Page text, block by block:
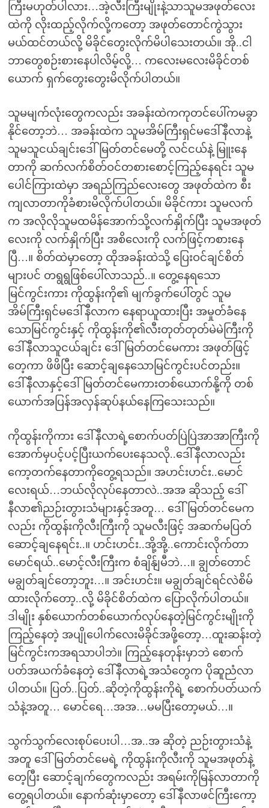
ကြီးမဟုတ်ပါလား…အဲ့လီးကြီးမျိုးနဲ့သာသူမအဖုတ်လေး
ထဲကို လိုးထည့်လိုက်လို့ကတော့ အဖုတ်တောင်ကွဲသွား
မယ်ထင်တယ်လို့ မိခိုင်တွေးလိုက်မိပါသေးတယ်။ အို..ငါ
ဘာတွေစဉ်းစားနေပါလိမ့်လို့… ကလေးမလေးမိခိုင်တစ်
ယောက် ရှက်တွေးတွေးမိလိုက်ပါတယ်။
သူမမျက်လုံးတွေကလည်း အခန်းထဲကကုတင်ပေါ်ကမခွာ
နိုင်တော့ဘဲ… အခန်းထဲက သူမအိမ်ကြီးရှင်မဒေါ်နီလာနဲ့
သူမသူငယ်ချင်းဒေါ်မြတ်တင်မေတို့ လင်ငယ်နဲ့ မြူးနေ
တာကို ဆက်လက်စိတ်ဝင်တစားစောင့်ကြည့်နေရင်း သူမ
ပေါင်ကြားထဲမှာ အရည်ကြည်လေးတွေ အဖုတ်ထဲက စီး
ကျလာတာကိုခံစားမိလိုက်ပါတယ်။ မိခိုင်ကား သူမလက်
က အလိုလိုသူမထမိန်အောက်သို့လက်နှိုက်ပြီး သူမအဖုတ်
လေးကို လက်နှိုက်ပြီး အစိလေးကို လက်ဖြင့်ကစားနေ
ပြီ…။ စိတ်ထဲမှာတော့ ထိုအခန်းထဲသို့ ပြေးဝင်ချင်စိတ်
များပင် တရွရွဖြစ်ပေါ်လာသည်..။ တွေ့နေရသော
မြင်ကွင်းကား ကိုထွန်းကို၏ မျက်ခွက်ပေါ်တွင် သူမ
အိမ်ကြီးရှင်မဒေါ်နီလာက နေရာယူထားပြီး အမှုတ်ခံနေ
သောမြင်ကွင်းနှင့် ကိုထွန်းကို၏လီးတုတ်တုတ်မဲမဲကြီးကို
ဒေါ်နီလာသူငယ်ချင်း ဒေါ်မြတ်တင်မေကား အဖုတ်ဖြင့်
တေ့ကာ ဖိဖိပြီး ဆောင့်ချနေသောမြင်ကွင်းပင်တည်း။
ဒေါ်နီလာနှင့်ဒေါ်မြတ်တင်မေကားတစ်ယောက်နို့ကို တစ်
ယောက်အပြန်အလှန်ဆုပ်နယ်နေကြသေးသည်။
ကိုထွန်းကိုကား ဒေါ်နီလာရဲ့စောက်ပတ်ပြဲပြဲအာအာကြီးကို
အောက်မှပင့်ပင့်ပြီးယက်ပေးနေသလို..ဒေါ်နီလာလည်း
ကော့တက်နေတာကိုတွေ့ရသည်။ အဟင်းဟင်း..မောင်
လေးရယ်…ဘယ်လိုလုပ်နေတာလဲ..အအ ဆိုသည့် ဒေါ်
နီလာ၏ညဉ်းတွားသံများနှင့်အတူ… ဒေါ်မြတ်တင်မေက
လည်း ကိုထွန်းကိုလီးကြီးကို သူမလီးဖြင့် အဆက်မပြတ်
ဆောင့်ချနေရင်း..။ ဟင်းဟင်း..အို့အို့..ကောင်းလိုက်တာ
မောင်ရယ်..မောင့်လီးကြီးက စံချိန်ျမီဘဲ…။ ချွတ်တောင်
မချွတ်ချင်တော့ဘူး…။ အင်းဟင်း။ မချွတ်ချင်ရင်လဲစိမ်
ထားလိုက်တော့..လို့ မိခိုင်စိတ်ထဲက ပြောလိုက်ပါတယ်။
ဒါမျိုး နှစ်ယောက်တစ်ယောက်လုပ်နေတဲ့မြင်ကွင်းမျိုးကို
ကြည့်နေတဲ့ အပျိုပေါက်လေးမိခိုင်အဖို့တော့…ထူးဆန်းတဲ့
မြင်ကွင်းကအရသာပါဘဲ။ ကြည့်နေတုန်းမှာဘဲ စောက်
ပတ်အယက်ခံနေတဲ့ ဒေါ်နီလာရဲ့အသံတွေက ပိုဆူညံလာ
ပါတယ်။ ပြတ်..ပြတ်..ဆိုတဲ့ကိုထွန်းကိုရဲ့ စောက်ပတ်ယက်
သံနဲ့အတူ… မောင်ရေ…အအ…မမပြီးတော့မယ်…။
သွက်သွက်လေးစုပ်ပေးပါ…အ..အ ဆိုတဲ့ ညဉ်းတွားသံနဲ့
အတူ ဒေါ်မြတ်တင်မေရဲ့ ကိုထွန်းကိုလီးကို သူမအဖုတ်နဲ့
တေ့ပြီး ဆောင့်ချက်တွေကလည်း အရမ်းကိုမြန်လာတာကို
တွေ့ရပါတယ်။ နောက်ဆုံးမှာတော့ ဒေါ်နီလာဖင်ကြီးကော့